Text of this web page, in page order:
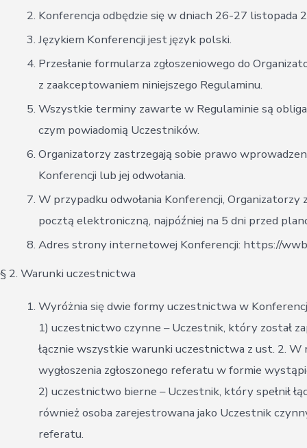
Konferencja odbędzie się w dniach 26-27 listopada
Językiem Konferencji jest język polski.
Przesłanie formularza zgłoszeniowego do
z zaakceptowaniem niniejszego Regulaminu.
Wszystkie terminy zawarte w Regulaminie są
czym powiadomią Uczestników.
Organizatorzy zastrzegają sobie prawo
Konferencji lub jej odwołania.
W przypadku odwołania Konferencji,
pocztą elektroniczną, najpóźniej na 5 dni przed
Adres strony internetowej Konferencji: https://
§ 2. Warunki uczestnictwa
Wyróżnia się dwie formy uczestnictwa w
1) uczestnictwo czynne – Uczestnik, który został
łącznie wszystkie warunki uczestnictwa z ust. 2. W
wygłoszenia zgłoszonego referatu w formie
2) uczestnictwo bierne – Uczestnik, który spełnił
również osoba zarejestrowana jako Uczestnik
referatu.